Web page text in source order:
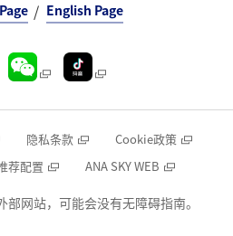
English Page
隐私条款
Cookie政策
荐配置 ANA SKY WEB
网站，可能会没有无障碍指南。